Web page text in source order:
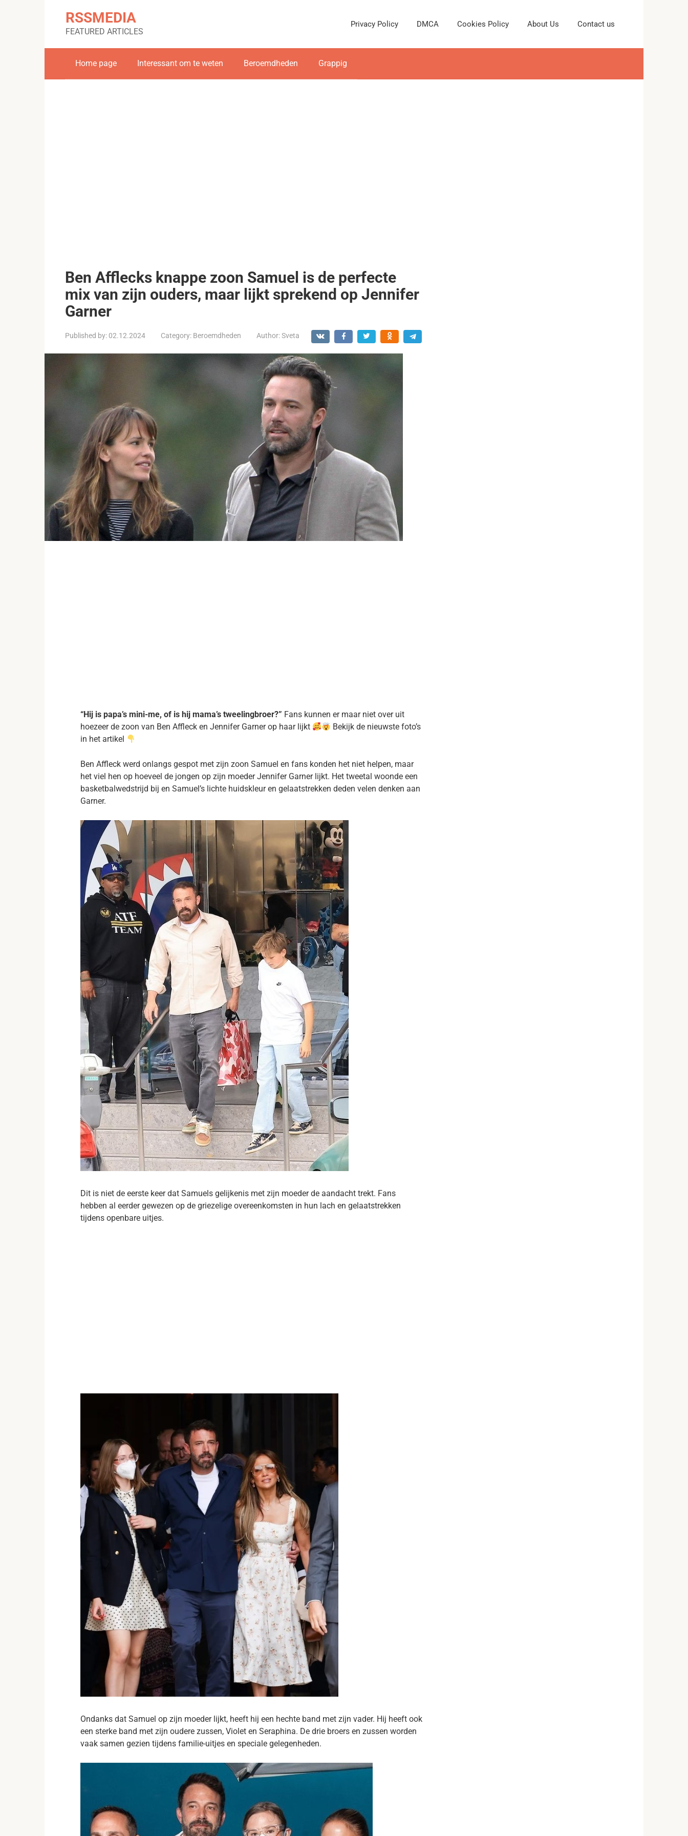
RSSMEDIA
FEATURED ARTICLES
Privacy Policy DMCA Cookies Policy About Us Contact us
Home page Interessant om te weten Beroemdheden Grappig
Ben Afflecks knappe zoon Samuel is de perfecte
mix van zijn ouders, maar lijkt sprekend op Jennifer
Garner
Published by: 02.12.2024 Category: Beroemdheden Author:Sveta
“Hij is papa’s mini-me, of is hij mama’s tweelingbroer?” Fans kunnen er maar niet over uit
hoezeer de zoon van Ben Affleck en Jennifer Garner op haar lijkt
Bekijk de nieuwste foto’s
in het artikel
Ben Affleck werd onlangs gespot met zijn zoon Samuel en fans konden het niet helpen, maar
het viel hen op hoeveel de jongen op zijn moeder Jennifer Garner lijkt. Het tweetal woonde een
basketbalwedstrijd bij en Samuel’s lichte huidskleur en gelaatstrekken deden velen denken aan
Garner.
Dit is niet de eerste keer dat Samuels gelijkenis met zijn moeder de aandacht trekt. Fans
hebben al eerder gewezen op de griezelige overeenkomsten in hun lach en gelaatstrekken
tijdens openbare uitjes.
Ondanks dat Samuel op zijn moeder lijkt, heeft hij een hechte band met zijn vader. Hij heeft ook
een sterke band met zijn oudere zussen, Violet en Seraphina. De drie broers en zussen worden
vaak samen gezien tijdens familie-uitjes en speciale gelegenheden.